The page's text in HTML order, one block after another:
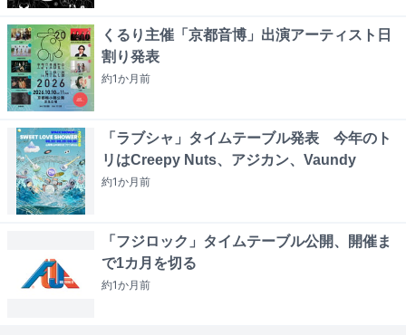
くるり主催「京都音博」出演アーティスト日
割り発表
約1か月前
「ラブシャ」タイムテーブル発表 今年のト
リはCreepy Nuts、アジカン、Vaundy
約1か月前
「フジロック」タイムテーブル公開、開催ま
で1カ月を切る
約1か月前